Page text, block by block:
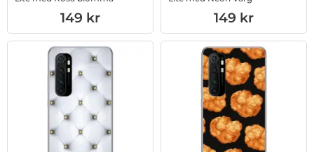
Art. nr 1003016569
149 kr Art. nr 1003016570
149 kr